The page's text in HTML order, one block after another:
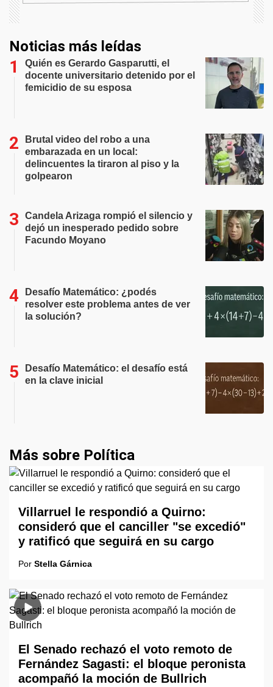
Noticias más leídas
Quién es Gerardo Gasparutti, el
docente universitario detenido por el
femicidio de su esposa
Brutal video del robo a una
embarazada en un local:
delincuentes la tiraron al piso y la
golpearon
Candela Arizaga rompió el silencio y
dejó un inesperado pedido sobre
Facundo Moyano
Desafío Matemático: ¿podés
resolver este problema antes de ver
la solución?
Desafío Matemático: el desafío está
en la clave inicial
Más sobre Política
Villarruel le respondió a Quirno:
consideró que el canciller "se excedió"
y ratificó que seguirá en su cargo
Por Stella Gárnica
El Senado rechazó el voto remoto de
Fernández Sagasti: el bloque peronista
acompañó la moción de Bullrich